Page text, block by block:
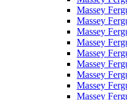
Massey
Massey
Massey
Massey
Massey
Massey
Massey
Massey
Massey